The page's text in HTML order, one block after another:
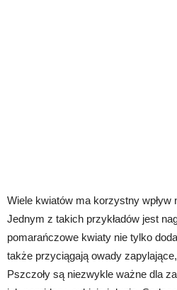
Wiele kwiatów ma korzystny wpływ
Jednym z takich przykładów jest
pomarańczowe kwiaty nie tylko
także przyciągają owady
Pszczoły są niezwykle ważne dla